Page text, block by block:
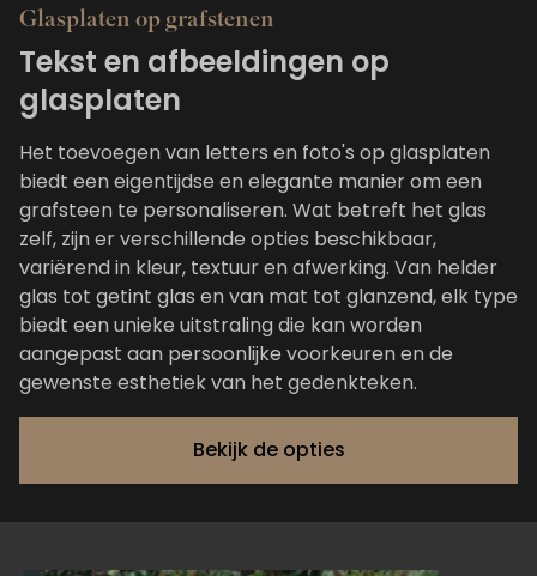
Glasplaten op grafstenen
Tekst en afbeeldingen op
glasplaten
Het toevoegen van letters en foto's op glasplaten
biedt een eigentijdse en elegante manier om een
grafsteen te personaliseren. Wat betreft het glas
zelf, zijn er verschillende opties beschikbaar,
variërend in kleur, textuur en afwerking. Van helder
glas tot getint glas en van mat tot glanzend, elk type
biedt een unieke uitstraling die kan worden
aangepast aan persoonlijke voorkeuren en de
gewenste esthetiek van het gedenkteken.
Bekijk de opties